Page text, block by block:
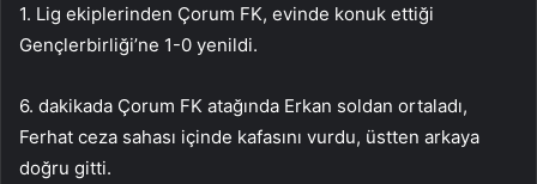
1. Lig ekiplerinden Çorum FK, evinde konuk ettiği
Gençlerbirliği’ne 1-0 yenildi.
6. dakikada Çorum FK atağında Erkan soldan ortaladı,
Ferhat ceza sahası içinde kafasını vurdu, üstten arkaya
doğru gitti.